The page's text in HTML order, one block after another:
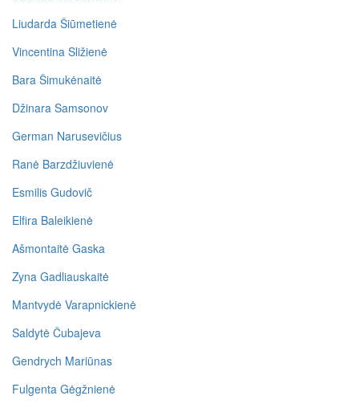
Liudarda Šiūmetienė
Vincentina Sližienė
Bara Šimukėnaitė
Džinara Samsonov
German Narusevičius
Ranė Barzdžiuvienė
Esmilis Gudovič
Elfira Baleikienė
Ašmontaitė Gaska
Zyna Gadliauskaitė
Mantvydė Varapnickienė
Saldytė Čubajeva
Gendrych Mariūnas
Fulgenta Gėgžnienė